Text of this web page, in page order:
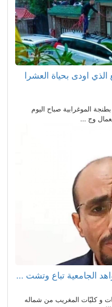
اودى بحياة العشرا
الموغرابية صباح اليوم
وج ...
الجامعية تباع وتشت ...
و كليّات المغريب من شماله